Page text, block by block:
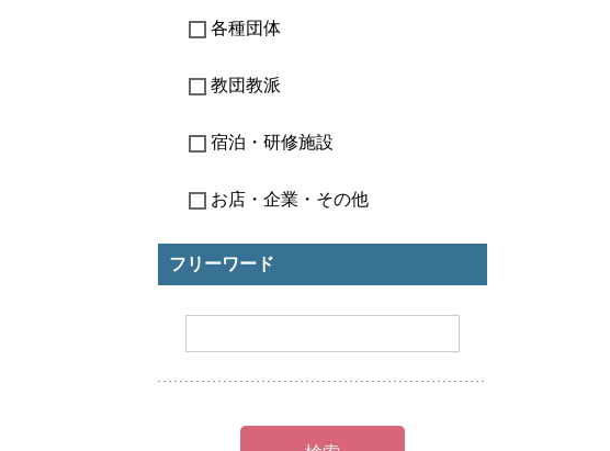
各種団体
教団教派
宿泊・研修施設
お店・企業・その他
フリーワード